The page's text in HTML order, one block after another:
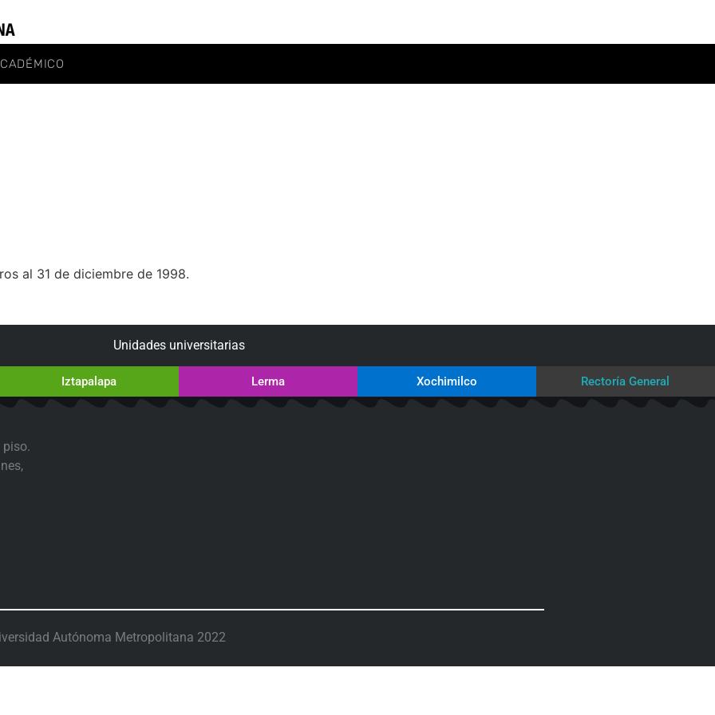
al 31 de diciembre de 1998.
Unidades universitarias
Iztapalapa Lerma Xochimilco Rectoría General
piso.
Autónoma Metropolitana 2022